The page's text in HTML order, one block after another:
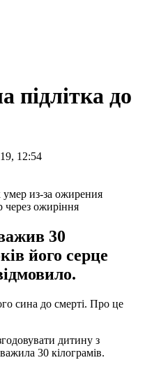
підлітка до
12:54
через ожиріння
30
його серце
сина до смерті. Про це
дитину з
30 кілограмів.